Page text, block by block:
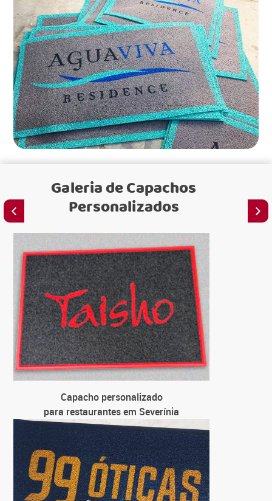
Galeria deCapachos
Personalizados
Capacho personalizado
para restaurantes em Severínia